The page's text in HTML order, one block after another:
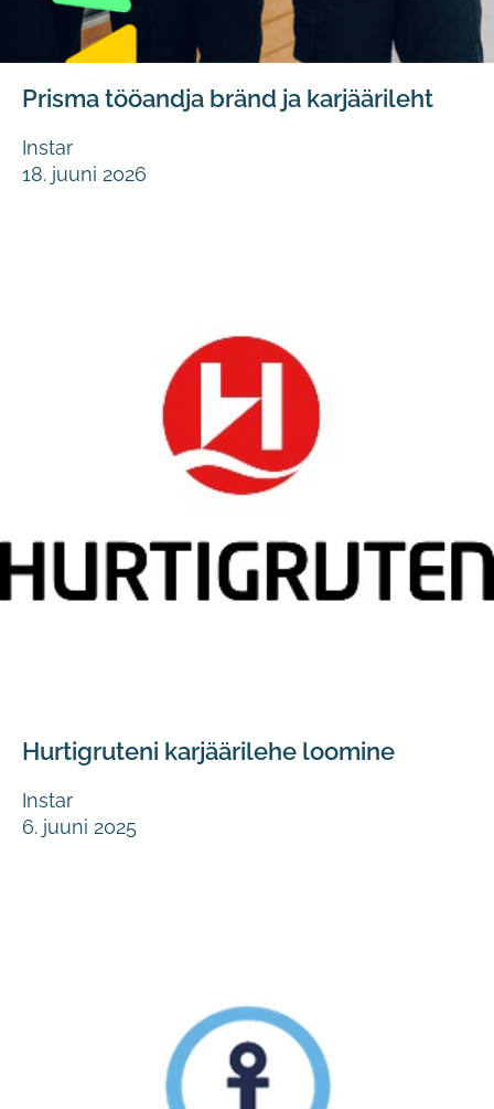
Prisma tööandja bränd ja karjäärileht
Instar
18. juuni 2026
Hurtigruteni karjäärilehe loomine
Instar
6. juuni 2025